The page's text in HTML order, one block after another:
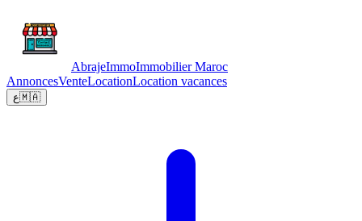
AbrajeImmoImmobilier Maroc
AnnoncesVenteLocationLocation vacances
ع🇲🇦